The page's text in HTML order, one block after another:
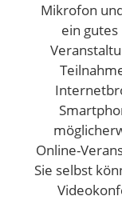
Mikrofon
ein
Online-
Sie selbst